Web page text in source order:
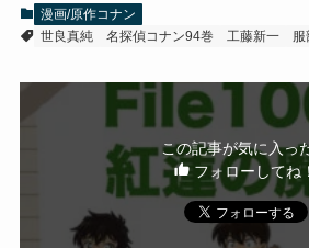
漫画/原作コナン
世良真純
名探偵コナン94巻 工藤新一 服
この記事が気に入っ
フォローしてね